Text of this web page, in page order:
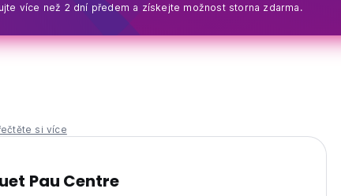
více než 2 dní předem a získejte možnost storna zdarma.
si více
Pau Centre